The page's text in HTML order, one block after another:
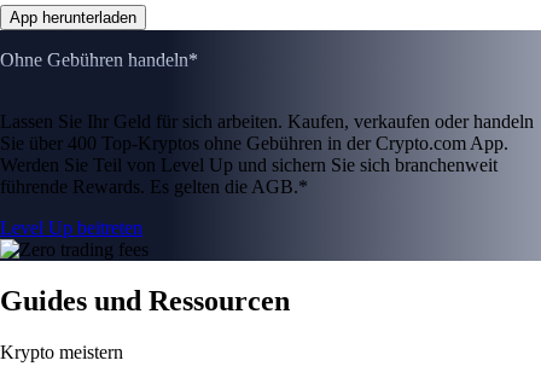
App herunterladen
Ohne Gebühren handeln*
Lassen Sie Ihr Geld für sich arbeiten. Kaufen, verkaufen oder handeln
Sie über 400 Top-Kryptos ohne Gebühren in der Crypto.com App.
Werden Sie Teil von Level Up und sichern Sie sich branchenweit
führende Rewards. Es gelten die AGB.*
Level Up beitreten
Guides und Ressourcen
Krypto meistern